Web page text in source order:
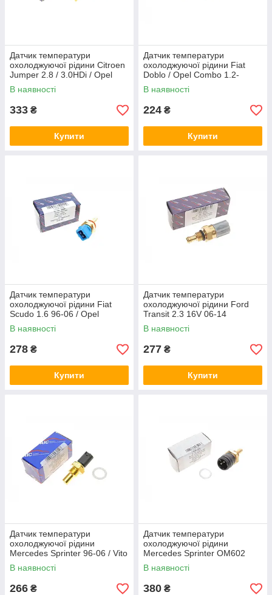
Датчик температури
охолоджуючої рідини Citroen
Jumper 2.8 / 3.0HDi / Opel
Combo 1.4 02- (сірий) AIC
53232
В наявності
333 ₴
Купити
Датчик температури
охолоджуючої рідини Fiat
Doblo / Opel Combo 1.2-
1.9JDT 01- (зелений) AIC
56477
В наявності
224 ₴
Купити
Датчик температури
охолоджуючої рідини Fiat
Scudo 1.6 96-06 / Opel
Combo 1.2 / 1.4 94-01 AIC
52090
В наявності
278 ₴
Купити
Датчик температури
охолоджуючої рідини Ford
Transit 2.3 16V 06-14
(M12x1.5) (2конт.) AIC 55133
В наявності
277 ₴
Купити
Датчик температури
охолоджуючої рідини
Mercedes Sprinter 96-06 / Vito
96-03 AIC 53154
В наявності
266 ₴
Датчик температури
охолоджуючої рідини
Mercedes Sprinter OM602
(M14x1,5) (чорний) AIC 57521
В наявності
380 ₴